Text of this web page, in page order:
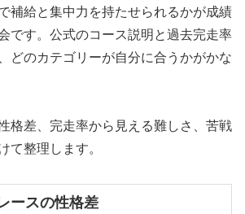
補給と集中力を持たせられるかが成績
です。公式のコース説明と過去完走率
どのカテゴリーが自分に合うかがかな
格差、完走率から見える難しさ、苦戦
て整理します。
ースの性格差